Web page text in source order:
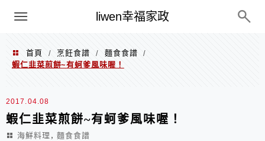
liwen幸福家政
menu
首頁 / 烹飪食譜 / 麵食食譜
/
蝦仁韭菜煎餅~有蚵爹風味喔！
2017.04.08
蝦仁韭菜煎餅~有蚵爹風味喔！
海鮮料理 , 麵食食譜